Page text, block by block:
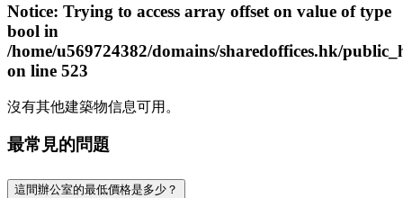
Notice: Trying to access array offset on value of type
bool in
/home/u569724382/domains/sharedoffices.hk/
on line 523
沒有其他建築物信息可用。
最常見的問題
這間辦公室的最低價格是多少？